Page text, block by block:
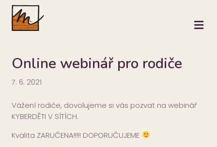
Online webinář pro rodiče
7. 6. 2021
Vážení rodiče, dovolujeme si vás pozvat na webinář
KYBERDĚTI V SÍTÍCH.
Kvalita ZARUČENA!!!!! DOPORUČUJEME